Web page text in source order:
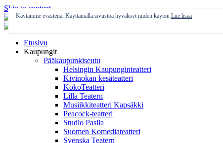
Skip to content
Etusivu
Kaupungit
Pääkaupunkiseutu
Helsingin Kaupunginteatteri
Kivinokan kesäteatteri
KokoTeatteri
Lilla Teatern
Musiikkiteatteri Kapsäkki
Peacock-teatteri
Studio Pasila
Suomen Komediateatteri
Svenska Teatern
Käytämme evästeitä. Käyttämällä sivustoa hyväksyt niiden käytön Lue lisää